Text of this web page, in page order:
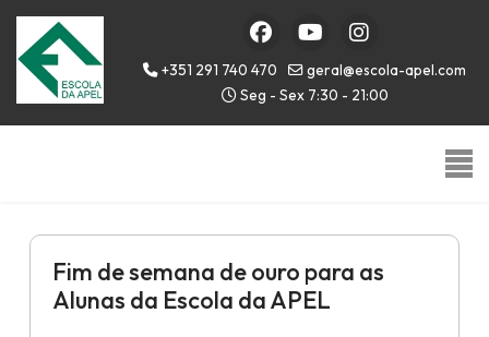
+351 291 740 470
geral@escola-apel.com
Seg - Sex 7:30 - 21:00
Fim de semana de ouro para as
Alunas da Escola da APEL